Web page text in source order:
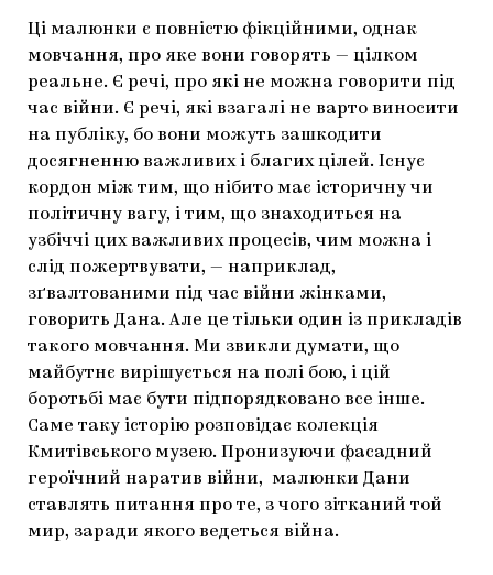
Ці малюнки є повністю фікційними, однак
мовчання, про яке вони говорять — цілком
реальне. Є речі, про які не можна говорити під
час війни. Є речі, які взагалі не варто виносити
на публіку, бо вони можуть зашкодити
досягненню важливих і благих цілей. Існує
кордон між тим, що нібито має історичну чи
політичну вагу, і тим, що знаходиться на
узбіччі цих важливих процесів, чим можна і
слід пожертвувати, — наприклад,
зґвалтованими під час війни жінками,
говорить Дана. Але це тільки один із прикладів
такого мовчання. Ми звикли думати, що
майбутнє вирішується на полі бою, і цій
боротьбі має бути підпорядковано все інше.
Саме таку історію розповідає колекція
Кмитівського музею. Пронизуючи фасадний
героїчний наратив війни, малюнки Дани
ставлять питання про те, з чого зітканий той
мир, заради якого ведеться війна.